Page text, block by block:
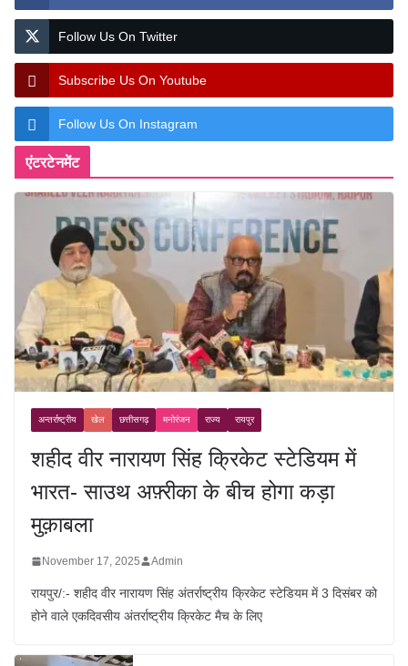
Follow Us On Twitter
Subscribe Us On Youtube
Follow Us On Instagram
एंटरटेनमेंट
अन्तर्राष्ट्रीय खेल छत्तीसगढ़ मनोरंजन राज्य रायपुर
शहीद वीर नारायण सिंह क्रिकेट स्टेडियम में
भारत- साउथ अफ़्रीका के बीच होगा कड़ा
मुक़ाबला
November 17, 2025 Admin
रायपुर/:- शहीद वीर नारायण सिंह अंतर्राष्ट्रीय क्रिकेट स्टेडियम में 3 दिसंबर को
होने वाले एकदिवसीय अंतर्राष्ट्रीय क्रिकेट मैच के लिए